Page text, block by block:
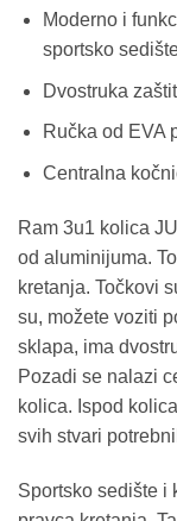
Moderno i
sportsko
Dvostruka
Ručka od EVA
Centralna
Ram 3u1 kolica
od aluminijuma.
kretanja. Točkovi
su, možete voziti
sklapa, ima
Pozadi se nalazi
kolica. Ispod
svih stvari
Sportsko sedište i